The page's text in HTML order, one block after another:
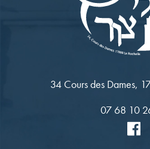
34 Cours des Dames,
07 68 10